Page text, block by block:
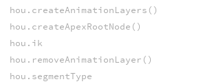
hou.createAnimationLayers()
hou.createApexRootNode()
hou.ik
hou.removeAnimationLayer()
hou.segmentType